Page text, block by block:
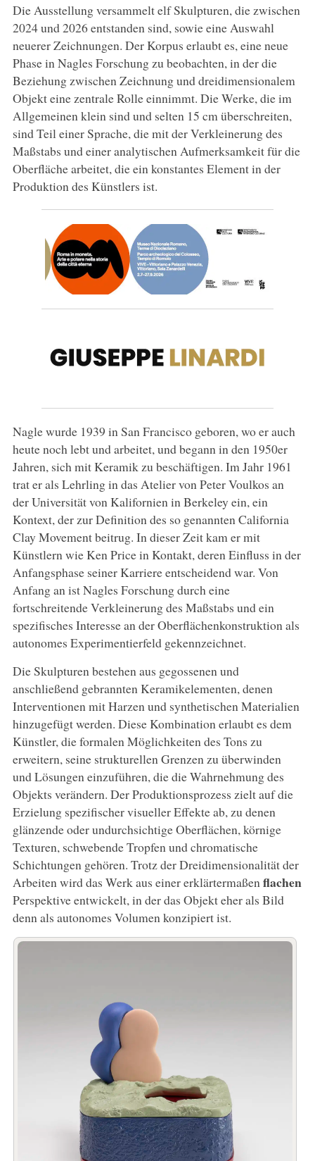
Die Ausstellung versammelt elf Skulpturen, die zwischen
2024 und 2026 entstanden sind, sowie eine Auswahl
neuerer Zeichnungen. Der Korpus erlaubt es, eine neue
Phase in Nagles Forschung zu beobachten, in der die
Beziehung zwischen Zeichnung und dreidimensionalem
Objekt eine zentrale Rolle einnimmt. Die Werke, die im
Allgemeinen klein sind und selten 15 cm überschreiten,
sind Teil einer Sprache, die mit der Verkleinerung des
Maßstabs und einer analytischen Aufmerksamkeit für die
Oberfläche arbeitet, die ein konstantes Element in der
Produktion des Künstlers ist.
Nagle wurde 1939 in San Francisco geboren, wo er auch
heute noch lebt und arbeitet, und begann in den 1950er
Jahren, sich mit Keramik zu beschäftigen. Im Jahr 1961
trat er als Lehrling in das Atelier von Peter Voulkos an
der Universität von Kalifornien in Berkeley ein, ein
Kontext, der zur Definition des so genannten California
Clay Movement beitrug. In dieser Zeit kam er mit
Künstlern wie Ken Price in Kontakt, deren Einfluss in der
Anfangsphase seiner Karriere entscheidend war. Von
Anfang an ist Nagles Forschung durch eine
fortschreitende Verkleinerung des Maßstabs und ein
spezifisches Interesse an der Oberflächenkonstruktion als
autonomes Experimentierfeld gekennzeichnet.
Die Skulpturen bestehen aus gegossenen und
anschließend gebrannten Keramikelementen, denen
Interventionen mit Harzen und synthetischen Materialien
hinzugefügt werden. Diese Kombination erlaubt es dem
Künstler, die formalen Möglichkeiten des Tons zu
erweitern, seine strukturellen Grenzen zu überwinden
und Lösungen einzuführen, die die Wahrnehmung des
Objekts verändern. Der Produktionsprozess zielt auf die
Erzielung spezifischer visueller Effekte ab, zu denen
glänzende oder undurchsichtige Oberflächen, körnige
Texturen, schwebende Tropfen und chromatische
Schichtungen gehören. Trotz der Dreidimensionalität der
Arbeiten wird das Werk aus einer erklärtermaßen flachen
Perspektive entwickelt, in der das Objekt eher als Bild
denn als autonomes Volumen konzipiert ist.